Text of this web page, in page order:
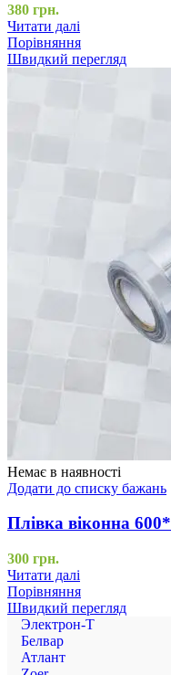
380 грн.
Читати далі
Порівняння
Швидкий перегляд
Немає в наявності
Додати до списку бажань
Плівка віконна
300 грн.
Читати далі
Порівняння
Швидкий перегляд
Электрон-Т
Белвар
Атлант